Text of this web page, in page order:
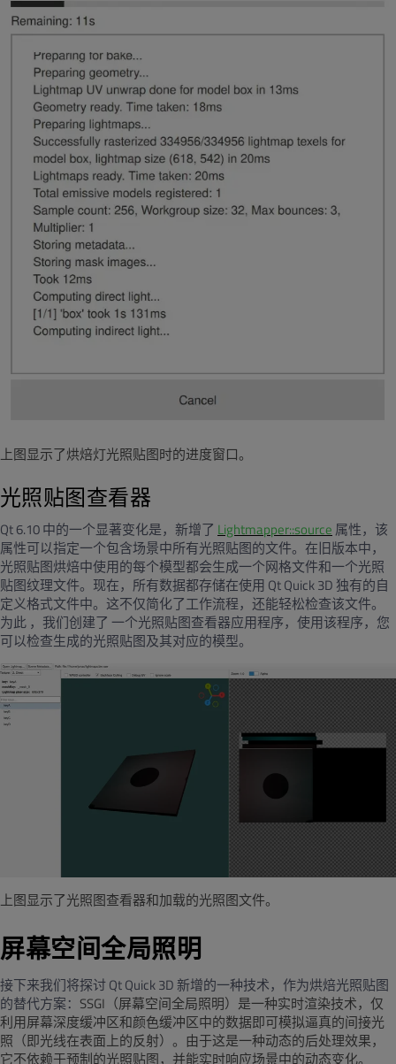
上图显示了烘焙灯光照贴图时的进度窗口。
光照贴图查看器
Qt 6.10中的一个显著变化是，新增了 Lightmapper::source 属性，该
属性可以指定一个包含场景中所有光照贴图的文件。在旧版本中，
光照贴图烘焙中使用的每个模型都会生成一个网格文件和一个光照
贴图纹理文件。现在，所有数据都存储在使用 Qt Quick 3D 独有的自
定义格式文件中。这不仅简化了工作流程，还能轻松检查该文件。
为此 ，我们创建了 一个光照贴图查看器应用程序，使用该程序，您
可以检查生成的光照贴图及其对应的模型。
上图显示了光照图查看器和加载的光照图文件。
屏幕空间全局照明
接下来我们将探讨Qt Quick 3D新增的一种技术， 作为烘焙光照贴图
的替代方案： SSGI（屏幕空间全局照明）是一种实时渲染技术，仅
利用屏幕深度缓冲区和颜色缓冲区中的数据即可模拟逼真的间接光
照（即光线在表面上的反射）。由于这是一种动态的后处理效果，
它不依赖于预制的光照贴图，并能实时响应场景中的动态变化。